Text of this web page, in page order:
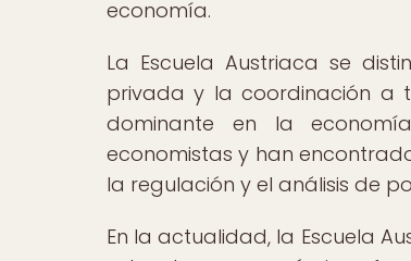
economía.
La Escuela Austriaca se
privada y la coordinación a
dominante en la
economistas y han
la regulación y el análisis de
En la actualidad, la Escuela